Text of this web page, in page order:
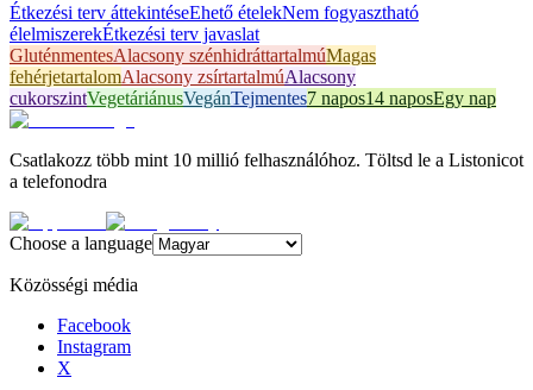
Étkezési terv áttekintéseEhető ételekNem fogyasztható
élelmiszerekÉtkezési terv javaslat
GluténmentesAlacsony szénhidráttartalmúMagas
fehérjetartalomAlacsony zsírtartalmúAlacsony
cukorszintVegetáriánusVegánTejmentes7 napos14 naposEgy nap
Csatlakozz több mint 10 millió felhasználóhoz. Töltsd le a Listonicot
a telefonodra
Choose a language
Közösségi média
Facebook
Instagram
X